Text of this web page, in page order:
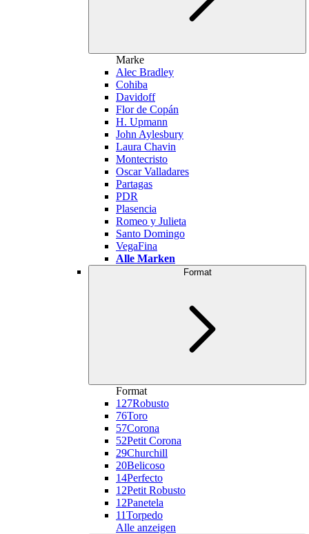
Marke
Alec Bradley
Cohiba
Davidoff
Flor de Copán
H. Upmann
John Aylesbury
Laura Chavin
Montecristo
Oscar Valladares
Partagas
PDR
Plasencia
Romeo y Julieta
Santo Domingo
VegaFina
Alle Marken
Format
Format
127Robusto
76Toro
57Corona
52Petit Corona
29Churchill
20Belicoso
14Perfecto
12Petit Robusto
12Panetela
11Torpedo
Alle anzeigen